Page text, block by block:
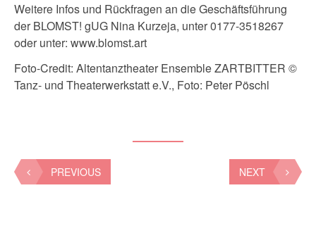
Weitere Infos und Rückfragen an die Geschäftsführung
der BLOMST! gUG Nina Kurzeja, unter 0177-3518267
oder unter: www.blomst.art
Foto-Credit: Altentanztheater Ensemble ZARTBITTER ©
Tanz- und Theaterwerkstatt e.V., Foto: Peter Pöschl
PREVIOUS NEXT